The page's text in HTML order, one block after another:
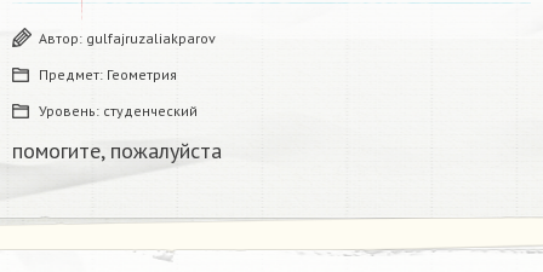
Автор: gulfajruzaliakparov
Предмет: Геометрия
Уровень: студенческий
помогите, пожалуйста ​